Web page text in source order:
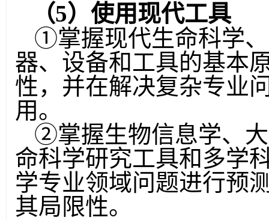
（5）使用现代工具
①掌握现代生命科学
器、设备和工具的基本
性，并在解决复杂专业
用。
②掌握生物信息学、
命科学研究工具和多学
学专业领域问题进行预
其局限性。